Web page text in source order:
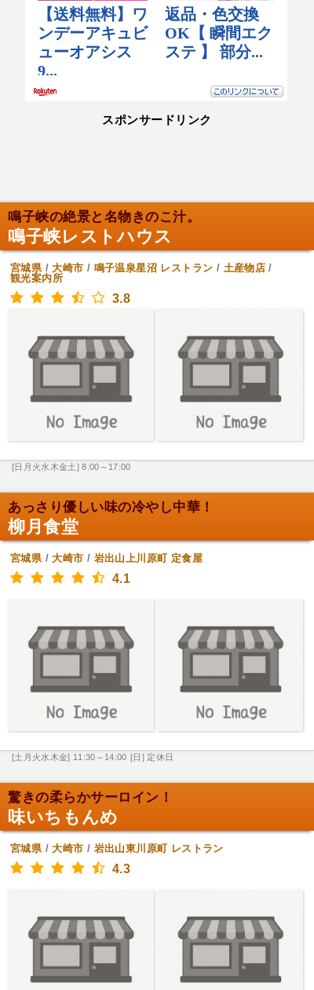
スポンサードリンク
鳴子峡の絶景と名物きのこ汁。
鳴子峡レストハウス
宮城県/大崎市 / 鳴子温泉星沼 レストラン / 土産物店 /
観光案内所
3.8
[日月火水木金土] 8:00～17:00
あっさり優しい味の冷やし中華！
柳月食堂
宮城県/大崎市 / 岩出山上川原町 定食屋
4.1
[土月火水木金] 11:30～14:00 [日] 定休日
驚きの柔らかサーロイン！
味いちもんめ
宮城県/大崎市 / 岩出山東川原町 レストラン
4.3